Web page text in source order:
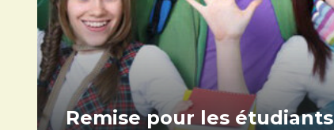
Remise pour les étudiants